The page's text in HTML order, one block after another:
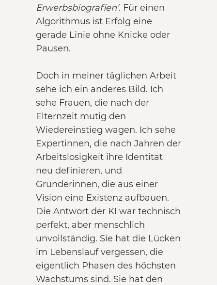
Erwerbsbiografien‘. Für einen
Algorithmus ist Erfolg eine
gerade Linie ohne Knicke oder
Pausen.
Doch in meiner täglichen Arbeit
sehe ich ein anderes Bild. Ich
sehe Frauen, die nach der
Elternzeit mutig den
Wiedereinstieg wagen. Ich sehe
Expertinnen, die nach Jahren der
Arbeitslosigkeit ihre Identität
neu definieren, und
Gründerinnen, die aus einer
Vision eine Existenz aufbauen.
Die Antwort der KI war technisch
perfekt, aber menschlich
unvollständig. Sie hat die Lücken
im Lebenslauf vergessen, die
eigentlich Phasen des höchsten
Wachstums sind. Sie hat den